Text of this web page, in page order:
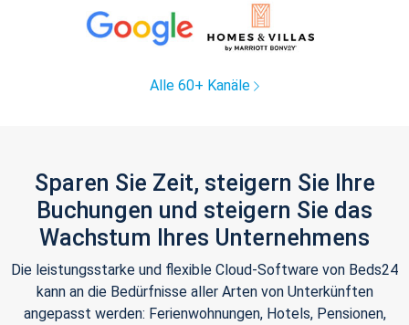
Alle 60+ Kanäle
Sparen Sie Zeit, steigern Sie Ihre
Buchungen und steigern Sie das
Wachstum Ihres Unternehmens
Die leistungsstarke und flexible Cloud-Software von Beds24
kann an die Bedürfnisse aller Arten von Unterkünften
angepasst werden: Ferienwohnungen, Hotels, Pensionen,